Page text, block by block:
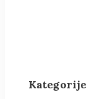
Kategorije